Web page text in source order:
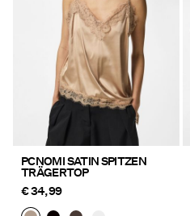
PCNOMI SATIN SPITZEN
TRÄGERTOP
€ 34,99